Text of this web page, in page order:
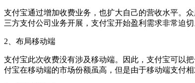
支付宝通过增加收费业务，也扩大自己的营收水平。
三方支付公司业务开展，支付宝开始盈利需求非常迫
2、布局移动端
支付宝此次收费没有涉及移动端。因此，支付宝可以
付宝在移动端的市场份额虽高，但是由于移动端支付